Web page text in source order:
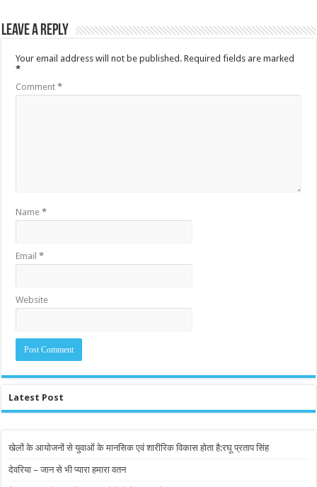
Leave a Reply
Your email address will not be published. Required fields are marked
*
Comment*
Name*
Email*
Website
Latest Post
खेलों के आयोजनों से युवाओं के मानसिक एवं शारीरिक विकास होता है:रघू प्रताप सिंह
देवरिया – जान से भी प्यारा हमारा वतन